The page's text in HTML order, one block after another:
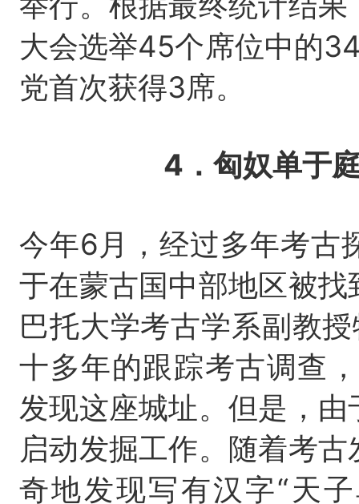
大会选举45个席位中的
党首次获得3席。
4．匈奴单于
今年6月，经过多年考古
于在蒙古国中部地区被
巴托大学考古学系副教
十多年的跟踪考古调查
发现这座城址。但是，
启动发掘工作。随着考
奇地发现写有汉字“天